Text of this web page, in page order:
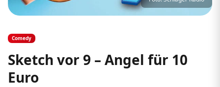
Comedy
Sketch vor 9 – Angel für 10
Euro